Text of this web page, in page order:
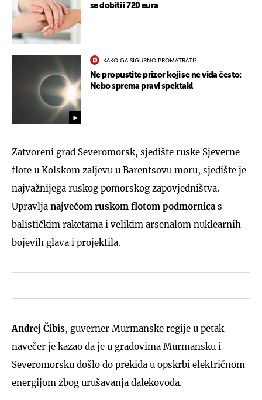
se dobiti i 720 eura
KAKO GA SIGURNO PROMATRATI?
Ne propustite prizor koji se ne viđa često:
Nebo sprema pravi spektakl
Zatvoreni grad Severomorsk, sjedište ruske Sjeverne
flote u Kolskom zaljevu u Barentsovu moru, sjedište je
najvažnijega ruskog pomorskog zapovjedništva.
Upravlja najvećom ruskom flotom podmornica s
balističkim raketama i velikim arsenalom nuklearnih
bojevih glava i projektila.
Andrej Čibis, guverner Murmanske regije u petak
navečer je kazao da je u gradovima Murmansku i
Severomorsku došlo do prekida u opskrbi električnom
energijom zbog urušavanja dalekovoda.